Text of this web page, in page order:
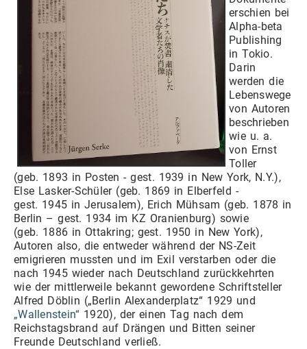
erschien bei
Alpha-beta
Publishing
in Tokio.
Darin
werden die
Lebenswege
von Autoren
beschrieben
wie u. a.
von Ernst
Toller
(geb. 1893 in Posten - gest. 1939 in New York, N.Y.),
Else Lasker-Schüler (geb. 1869 in Elberfeld -
gest. 1945 in Jerusalem), Erich Mühsam (geb. 1878 in
Berlin – gest. 1934 im KZ Oranienburg) sowie
(geb. 1886 in Ottakring; gest. 1950 in New York),
Autoren also, die entweder während der NS-Zeit
emigrieren mussten und im Exil verstarben oder die
nach 1945 wieder nach Deutschland zurückkehrten
wie der mittlerweile bekannt gewordene Schriftsteller
Alfred Döblin („Berlin Alexanderplatz“ 1929 und
„Wallenstein“ 1920), der einen Tag nach dem
Reichstagsbrand auf Drängen und Bitten seiner
Freunde Deutschland verließ.